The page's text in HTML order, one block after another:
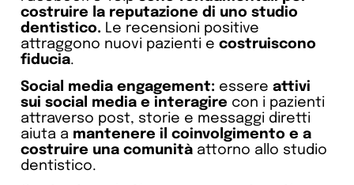
costruire la reputazione di uno studio
dentistico. Le recensioni positive
attraggono nuovi pazienti e costruiscono
fiducia.
Social media engagement: essere attivi
sui social media e interagire con i pazienti
attraverso post, storie e messaggi diretti
aiuta a mantenere il coinvolgimento e a
costruire una comunità attorno allo studio
dentistico.